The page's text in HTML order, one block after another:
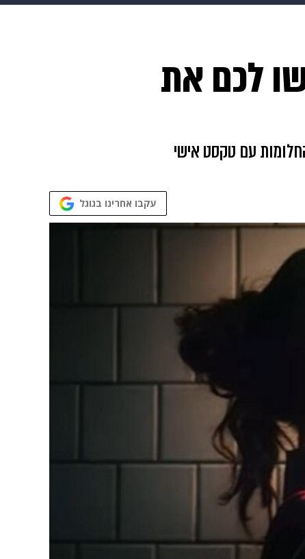
6 שירים שיעשו לכם את
עם טקסט אישי
עקבו אחרינו בגוגל